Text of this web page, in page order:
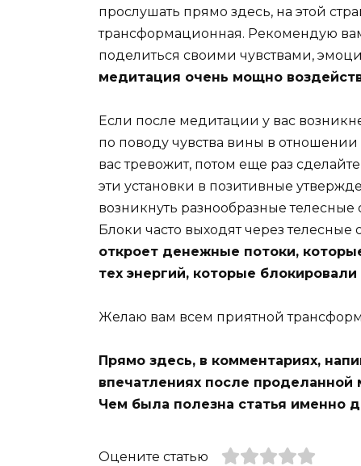
прослушать прямо здесь, на этой
трансформационная. Рекомендую
поделиться своими чувствами,
медитация очень мощно
Если после медитации у вас
по поводу чувства вины в отношении
вас тревожит, потом еще раз
эти установки в позитивные
возникнуть разнообразные
Блоки часто выходят через
откроет денежные потоки,
тех энергий, которые
Желаю вам всем приятной
Прямо здесь, в комментариях,
впечатлениях после проделанной
Чем была полезна статья именно
Оцените статью